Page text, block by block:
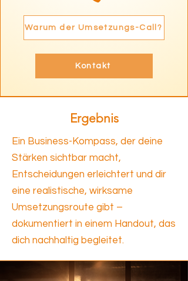
Warum der Umsetzungs-Call?
Kontakt
Ergebnis
Ein Business-Kompass, der deine
Stärken sichtbar macht,
Entscheidungen erleichtert und dir
eine realistische, wirksame
Umsetzungsroute gibt –
dokumentiert in einem Handout, das
dich nachhaltig begleitet.